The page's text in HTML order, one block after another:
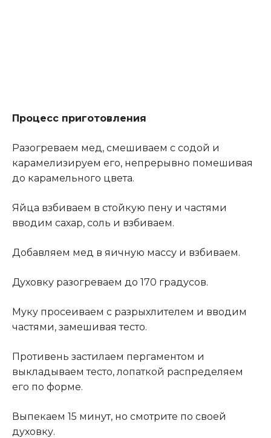
Процесс приготовления
Разогреваем мед, смешиваем с содой и
карамелизируем его, непрерывно помешивая
до карамельного цвета.
Яйца взбиваем в стойкую пену и частями
вводим сахар, соль и взбиваем.
Добавляем мед в яичную массу и взбиваем.
Духовку разогреваем до 170 градусов.
Муку просеиваем с разрыхлителем и вводим
частями, замешивая тесто.
Противень застилаем пергаментом и
выкладываем тесто, лопаткой распределяем
его по форме.
Выпекаем 15 минут, но смотрите по своей
духовку.